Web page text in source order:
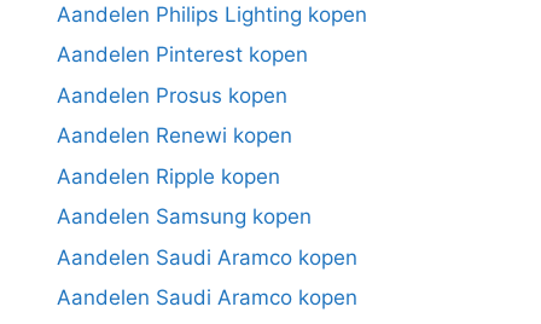
Aandelen Philips Lighting kopen
Aandelen Pinterest kopen
Aandelen Prosus kopen
Aandelen Renewi kopen
Aandelen Ripple kopen
Aandelen Samsung kopen
Aandelen Saudi Aramco kopen
Aandelen Saudi Aramco kopen